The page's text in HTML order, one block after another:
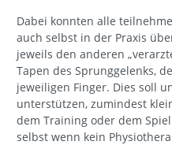
Dabei konnten alle
auch selbst in der Praxis
jeweils den anderen
Tapen des Sprunggelenks,
jeweiligen Finger. Dies soll
unterstützen, zumindest
dem Training oder dem
selbst wenn kein